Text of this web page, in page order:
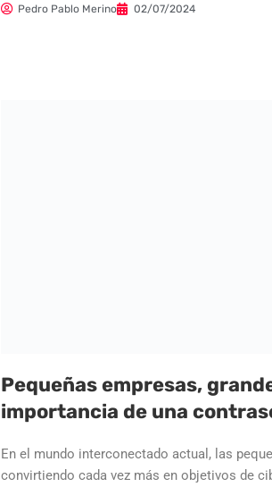
Pedro Pablo Merino 02/07/2024
Pequeñas empresas,
importancia de una
En el mundo interconectado actual, las
convirtiendo cada vez más en objetivos de